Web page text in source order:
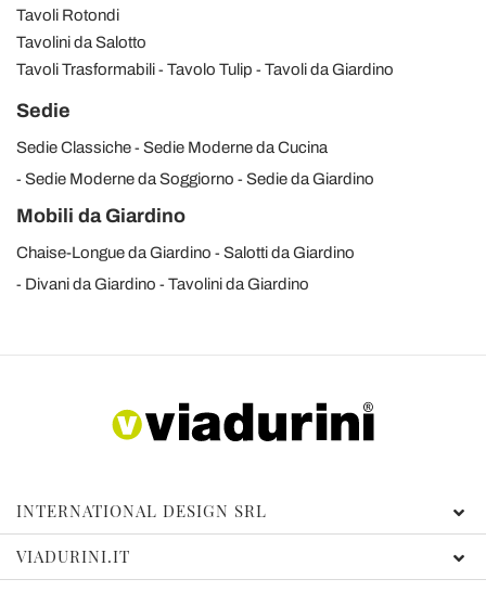
Tavoli Rotondi
Tavolini da Salotto
Tavoli Trasformabili
Tavolo Tulip Tavoli da Giardino
Sedie
Sedie Classiche
Sedie Moderne da Cucina
Sedie Moderne da Soggiorno
Sedie da Giardino
Mobili da Giardino
Chaise-Longue da Giardino
Salotti da Giardino
Divani da Giardino
Tavolini da Giardino
INTERNATIONAL DESIGN SRL
VIADURINI.IT